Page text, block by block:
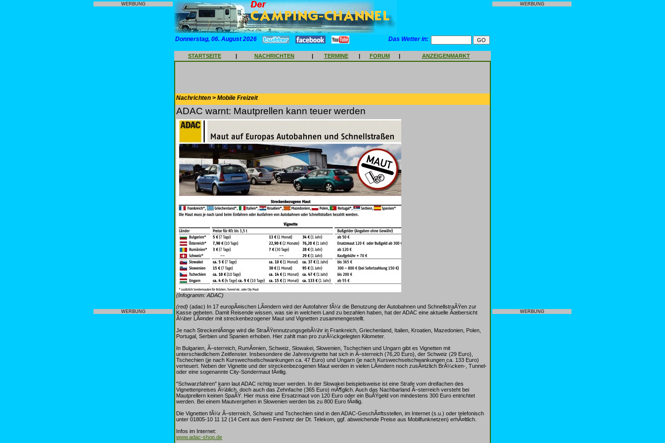
WERBUNG
WERBUNG
Donnerstag, 06. August 2026 Das Wetter in:
STARTSEITE | NACHRICHTEN | TERMINE | FORUM | ANZEIGENMARKT
Nachrichten > Mobile Freizeit
ADAC warnt: Mautprellen kann teuer werden
(Infogramm: ADAC)
(red) (adac) In 17 europÃ¤ischen LÃ¤ndern wird der Autofahrer fÃ¼r die Benutzung der Autobahnen und SchnellstraÃŸen zur
Kasse gebeten. Damit Reisende wissen, was sie in welchem Land zu bezahlen haben, hat der ADAC eine aktuelle Ãœbersicht
Ã¼ber LÃ¤nder mit streckenbezogener Maut und Vignetten zusammengestellt.
Je nach StreckenlÃ¤nge wird die StraÃŸennutzungsgebÃ¼hr in Frankreich, Griechenland, Italien, Kroatien, Mazedonien, Polen,
Portugal, Serbien und Spanien erhoben. Hier zahlt man pro zurÃ¼ckgelegten Kilometer.
In Bulgarien, Ã–sterreich, RumÃ¤nien, Schweiz, Slowakei, Slowenien, Tschechien und Ungarn gibt es Vignetten mit
unterschiedlichem Zeitfenster. Insbesondere die Jahresvignette hat sich in Ã–sterreich (76,20 Euro), der Schweiz (29 Euro),
Tschechien (je nach Kurswechselschwankungen ca. 47 Euro) und Ungarn (je nach Kurswechselschwankungen ca. 133 Euro)
verteuert. Neben der Vignette und der streckenbezogenen Maut werden in vielen LÃ¤ndern noch zusÃ¤tzlich BrÃ¼cken-, Tunnel-
oder eine sogenannte City-Sondermaut fÃ¤llig.
"Schwarzfahren" kann laut ADAC richtig teuer werden. In der Slowakei beispielsweise ist eine Strafe vom dreifachen des
Vignettenpreises Ã¼blich, doch auch das Zehnfache (365 Euro) mÃ¶glich. Auch das Nachbarland Ã–sterreich versteht bei
Mautprellern keinen SpaÃŸ. Hier muss eine Ersatzmaut von 120 Euro oder ein BuÃŸgeld von mindestens 300 Euro entrichtet
werden. Bei einem Mautvergehen in Slowenien werden bis zu 800 Euro fÃ¤llig.
Die Vignetten fÃ¼r Ã–sterreich, Schweiz und Tschechien sind in den ADAC-GeschÃ¤ftsstellen, im Internet (s.u.) oder telefonisch
unter 01805-10 11 12 (14 Cent aus dem Festnetz der Dt. Telekom, ggf. abweichende Preise aus Mobilfunknetzen) erhÃ¤ltlich.
Infos im Internet:
www.adac-shop.de
WERBUNG
WERBUNG